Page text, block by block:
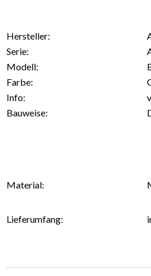
Hersteller:
Serie:
Modell:
Farbe:
Info:
Bauweise:
Material:
Lieferumfang: